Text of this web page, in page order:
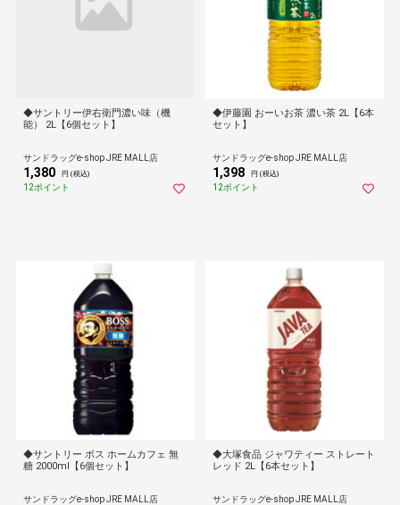
◆サントリー伊右衛門濃い味（機
能） 2L【6個セット】
サンドラッグe-shop JRE MALL店
1,380 円 (税込)
12ポイント
◆伊藤園 おーいお茶 濃い茶 2L【6本
セット】
サンドラッグe-shop JRE MALL店
1,398 円 (税込)
12ポイント
◆サントリー ボス ホームカフェ 無
糖 2000ml【6個セット】
サンドラッグe-shop JRE MALL店
◆大塚食品 ジャワティー ストレート
レッド 2L【6本セット】
サンドラッグe-shop JRE MALL店